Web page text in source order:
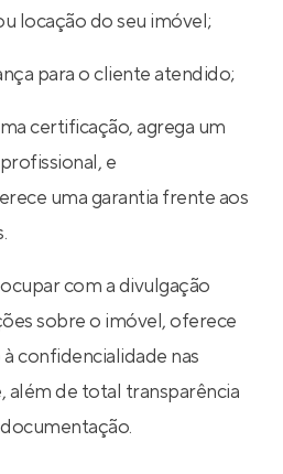
locação do seu imóvel;
para o cliente atendido;
certificação, agrega um
e
uma garantia frente aos
com a divulgação
sobre o imóvel, oferece
confidencialidade nas
além de total transparência